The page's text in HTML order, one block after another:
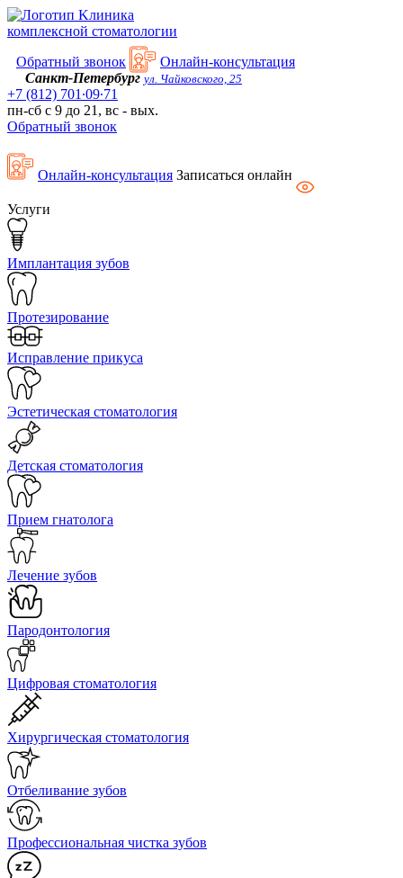
Kлиника
комплексной стоматологии
Обратный звонок
Онлайн-консультация
Санкт-Петербург ул. Чайковского, 25
+7 (812) 701∙09∙71
пн-сб с 9 до 21, вс - вых.
Обратный звонок
Онлайн-консультация Записаться онлайн
Услуги
Имплантация зубов
Протезирование
Исправление прикуса
Эстетическая стоматология
Детская стоматология
Прием гнатолога
Лечение зубов
Пародонтология
Цифровая стоматология
Хирургическая стоматология
Отбеливание зубов
Профессиональная чистка зубов